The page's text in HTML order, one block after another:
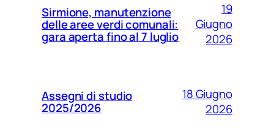
Sirmione, manutenzione
delle aree verdi comunali:
gara aperta fino al 7 luglio
19
Giugno
2026
Assegni di studio
2025/2026
18 Giugno
2026